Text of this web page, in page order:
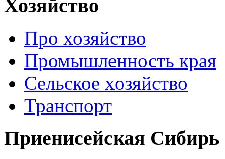
Хозяйство
Про хозяйство
Промышленность края
Сельское хозяйство
Транспорт
Приенисейская Сибирь